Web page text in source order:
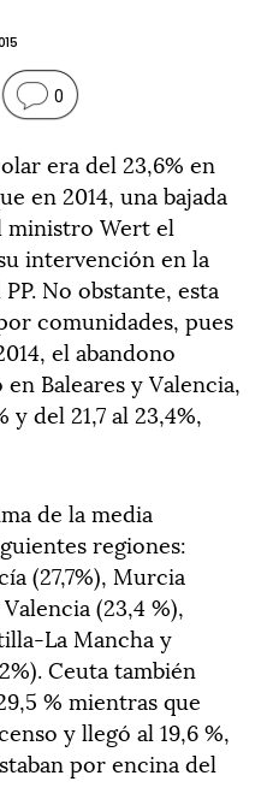
0
era del 23,6% en
en 2014, una bajada
ministro Wert el
intervención en la
No obstante, esta
comunidades, pues
el abandono
Baleares y Valencia,
y del 21,7 al 23,4%,
de la media
regiones:
(27,7%), Murcia
(23,4 %),
La Mancha y
Ceuta también
% mientras que
y llegó al 19,6 %,
por encina del